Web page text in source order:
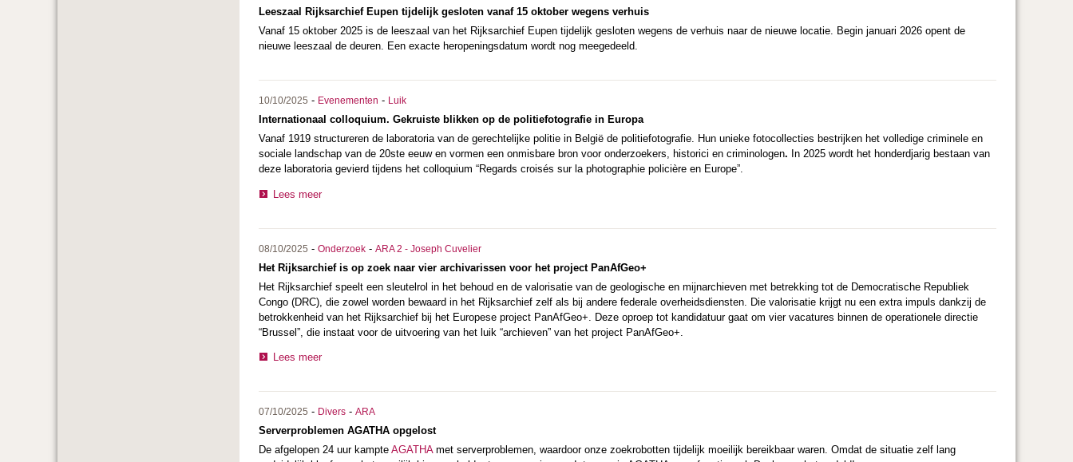
Leeszaal Rijksarchief Eupen tijdelijk gesloten vanaf 15 oktober wegens verhuis
Vanaf 15 oktober 2025 is de leeszaal van het Rijksarchief Eupen tijdelijk gesloten wegens de verhuis naar de nieuwe locatie. Begin januari 2026 opent de
nieuwe leeszaal de deuren. Een exacte heropeningsdatum wordt nog meegedeeld.
10/10/2025 - Evenementen - Luik
Internationaal colloquium. Gekruiste blikken op de politiefotografie in Europa
Vanaf 1919 structureren de laboratoria van de gerechtelijke politie in België de politiefotografie. Hun unieke fotocollecties bestrijken het volledige criminele en
sociale landschap van de 20ste eeuw en vormen een onmisbare bron voor onderzoekers, historici en criminologen. In 2025 wordt het honderdjarig bestaan van
deze laboratoria gevierd tijdens het colloquium “Regards croisés sur la photographie policière en Europe”.
Lees meer
08/10/2025 - Onderzoek - ARA 2 - Joseph Cuvelier
Het Rijksarchief is op zoek naar vier archivarissen voor het project PanAfGeo+
Het Rijksarchief speelt een sleutelrol in het behoud en de valorisatie van de geologische en mijnarchieven met betrekking tot de Democratische Republiek
Congo (DRC), die zowel worden bewaard in het Rijksarchief zelf als bij andere federale overheidsdiensten. Die valorisatie krijgt nu een extra impuls dankzij de
betrokkenheid van het Rijksarchief bij het Europese project PanAfGeo+. Deze oproep tot kandidatuur gaat om vier vacatures binnen de operationele directie
“Brussel”, die instaat voor de uitvoering van het luik “archieven” van het project PanAfGeo+.
Lees meer
07/10/2025 - Divers - ARA
Serverproblemen AGATHA opgelost
De afgelopen 24 uur kampte AGATHAmet serverproblemen, waardoor onze zoekrobotten tijdelijk moeilijk bereikbaar waren. Omdat de situatie zelf lang